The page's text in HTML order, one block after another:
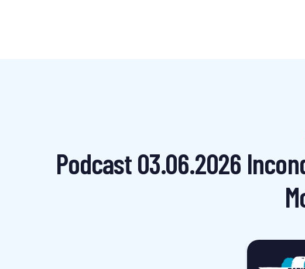
Podcast 03.06.2026